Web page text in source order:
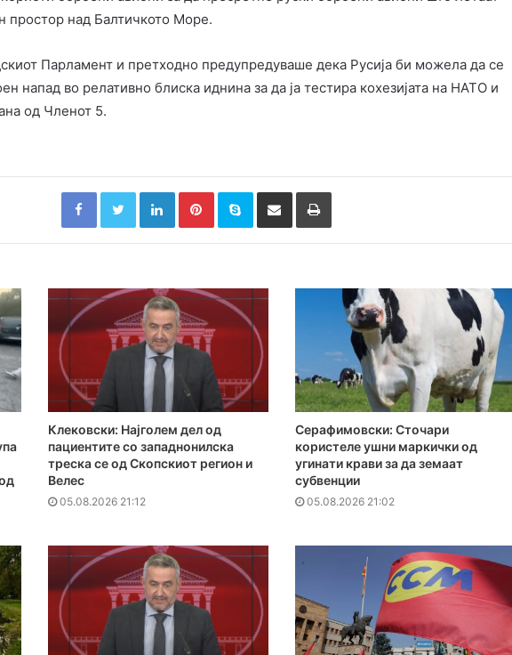
простор над Балтичкото Море.
Парламент и претходно предупредуваше дека Русија би можела да се
напад во релативно блиска иднина за да ја тестира кохезијата на НАТО и
од Членот 5.
FacebookTwitterLinkedInPinterestSkype Сподели преку Е-маил Испринтај
Клековски: Најголем дел од
пациентите сo западнонилска
треска се од Скопскиот регион и
Велес
05.08.2026 21:12
Серафимовски: Сточари
користеле ушни маркички од
угинати крави за да земаат
субвенции
05.08.2026 21:02